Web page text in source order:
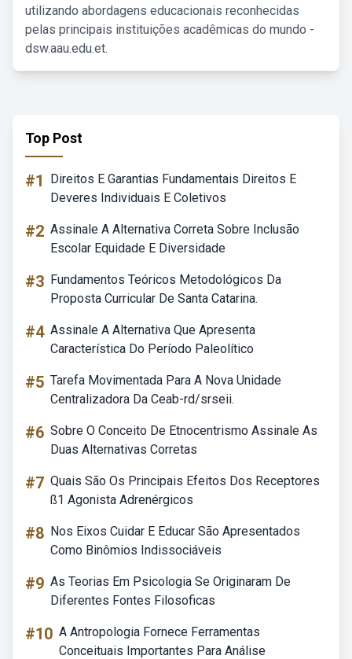
utilizando abordagens educacionais reconhecidas
pelas principais instituições acadêmicas do mundo -
dsw.aau.edu.et.
Top Post
#1
Direitos E Garantias Fundamentais Direitos E
Deveres Individuais E Coletivos
#2 Assinale A Alternativa Correta Sobre Inclusão
Escolar Equidade E Diversidade
#3 Fundamentos Teóricos Metodológicos Da
Proposta Curricular De Santa Catarina.
#4 Assinale A Alternativa Que Apresenta
Característica Do Período Paleolítico
#5 Tarefa Movimentada Para A Nova Unidade
Centralizadora Da Ceab-rd/srseii.
#6 Sobre O Conceito De Etnocentrismo Assinale As
Duas Alternativas Corretas
#7 Quais São Os Principais Efeitos Dos Receptores
ß1 Agonista Adrenérgicos
#8 Nos Eixos Cuidar E Educar São Apresentados
Como Binômios Indissociáveis
#9 As Teorias Em Psicologia Se Originaram De
Diferentes Fontes Filosoficas
#10 A Antropologia Fornece Ferramentas
Conceituais Importantes Para Análise